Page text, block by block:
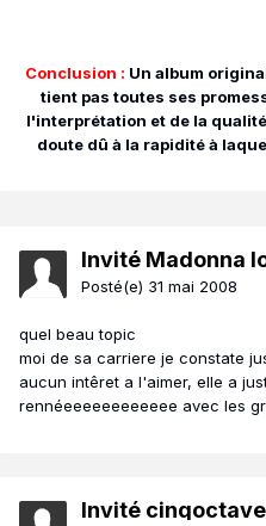
Conclusion : Un album
tient pas toutes ses
l'interprétation et de la
doute dû à la rapidité à
Invité Madonna
Posté(e) 31 mai 2008
quel beau topic
moi de sa carriere je constate
aucun intêret a l'aimer, elle a
rennéeeeeeeeeeeee avec les
Invité